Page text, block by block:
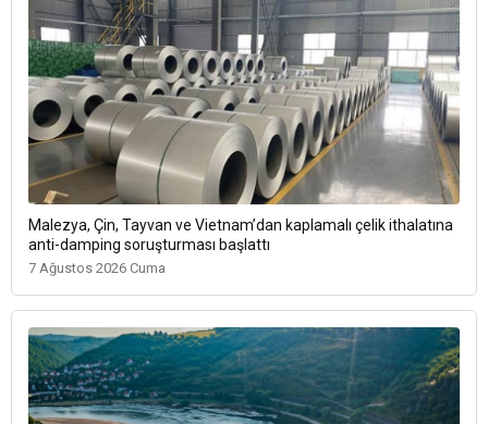
Malezya, Çin, Tayvan ve Vietnam’dan kaplamalı çelik ithalatına
anti-damping soruşturması başlattı
7 Ağustos 2026 Cuma